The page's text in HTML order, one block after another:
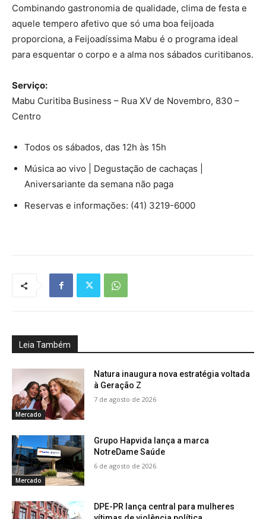
Combinando gastronomia de qualidade, clima de festa e
aquele tempero afetivo que só uma boa feijoada
proporciona, a Feijoadíssima Mabu é o programa ideal
para esquentar o corpo e a alma nos sábados curitibanos.
Serviço:
Mabu Curitiba Business – Rua XV de Novembro, 830 –
Centro
Todos os sábados, das 12h às 15h
Música ao vivo | Degustação de cachaças |
Aniversariante da semana não paga
Reservas e informações: (41) 3219-6000
Leia Também
Mercado
Natura inaugura nova estratégia voltada
à Geração Z
7 de agosto de 2026
Mercado
Grupo Hapvida lança a marca
NotreDame Saúde
6 de agosto de 2026
DPE-PR lança central para mulheres